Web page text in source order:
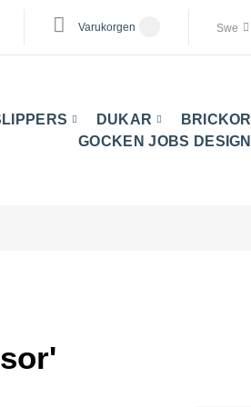
Swe
Varukorgen
DUKAR
BRICKOR
GOCKEN JOBS DESIGN